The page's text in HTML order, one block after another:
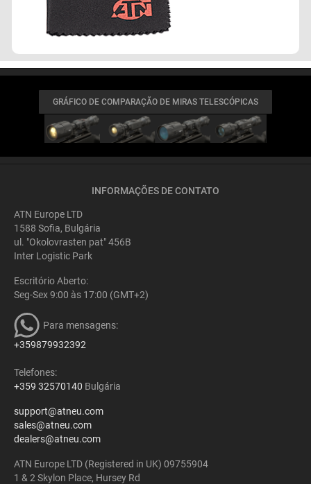
GRÁFICO DE COMPARAÇÃO DE MIRAS TELESCÓPICAS
INFORMAÇÕES DE CONTATO
ATN Europe LTD
1588 Sofia, Bulgária
ul. "Okolovrasten pat" 456B
Inter Logistic Park
Escritório Aberto:
Seg-Sex 9:00 às 17:00 (GMT+2)
Para mensagens:
+359879932392
Telefones:
+359 32570140 Bulgária
support@atneu.com
sales@atneu.com
dealers@atneu.com
ATN Europe LTD (Registered in UK) 09755904
1 & 2 Skylon Place, Hursey Rd